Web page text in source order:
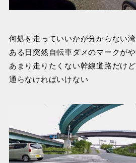
何処を走っていいかが分からない
ある日突然自転車ダメのマークが
あまり走りたくない幹線道路だけ
通らなければいけない